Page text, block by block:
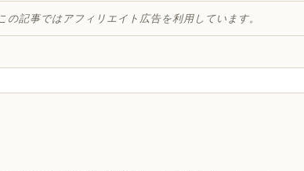
この記事ではアフィリエイト広告を利用しています。